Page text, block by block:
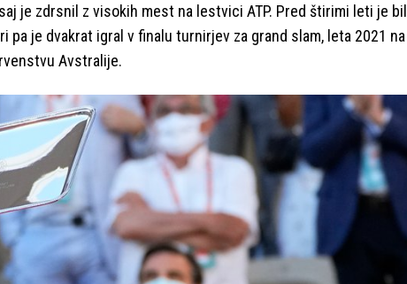
je zdrsnil z visokih mest na lestvici ATP. Pred štirimi leti je bil
je dvakrat igral v finalu turnirjev za grand slam, leta 2021 na
Avstralije.